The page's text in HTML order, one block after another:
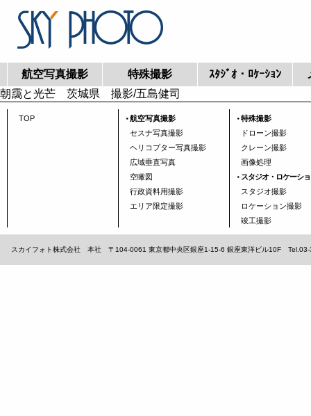
航空写真撮影 特殊撮影 ｽﾀｼﾞｵ・ﾛｹｰｼｮﾝ
朝靄と光芒 茨城県 撮影/五島健司
TOP
航空写真撮影
セスナ写真撮影
ヘリコプター写真撮影
広域垂直写真
空瞰図
行政資料用撮影
エリア限定撮影
特殊撮影
ドローン撮影
クレーン撮影
画像処理
スタジオ・ロケーシ
スタジオ撮影
ロケーション撮影
竣工撮影
スカイフォト株式会社 本社 〒104-0061 東京都中央区銀座1-15-6 銀座東洋ビル10F